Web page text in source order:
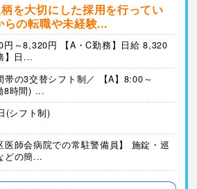
を大切にした採用を行ってい
らの転職や未経験...
円～8,320円 【A・C勤務】日給 8,320
】日...
帯の3交替シフト制／ 【A】8:00～
8時間) ...
(シフト制)
医師会病院での常駐警備員】 施錠・巡
どの簡...